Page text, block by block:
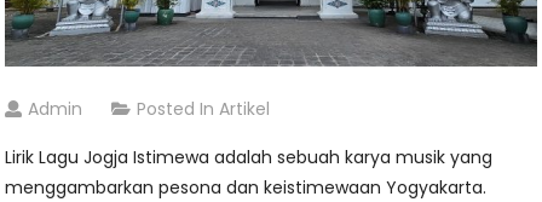
Admin Posted InArtikel
Lirik Lagu Jogja Istimewa adalah sebuah karya musik yang
menggambarkan pesona dan keistimewaan Yogyakarta.